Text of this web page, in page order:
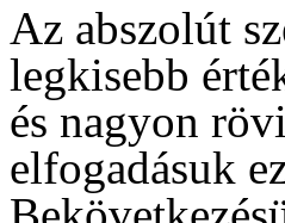
Az abszolút
legkisebb
és nagyon
elfogadásuk